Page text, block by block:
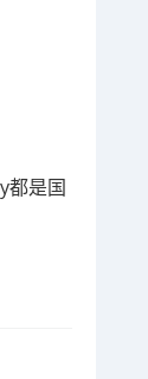
都是国